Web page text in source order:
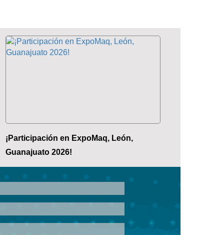
¡Participación en ExpoMaq, León,
Guanajuato 2026!